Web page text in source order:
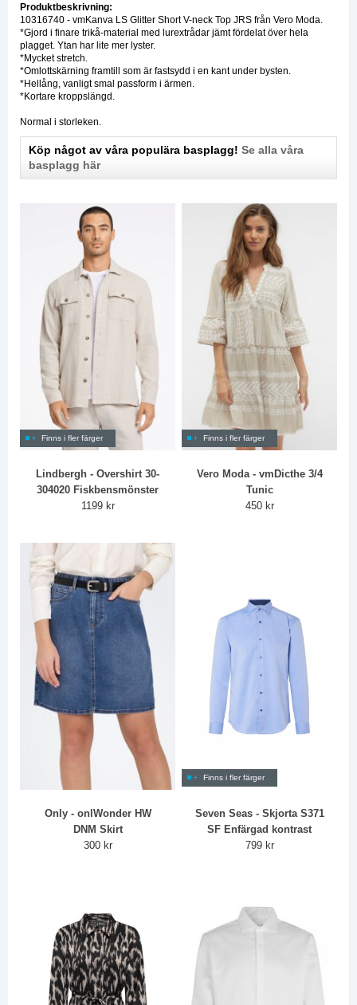
Produktbeskrivning:
10316740 - vmKanva LS Glitter Short V-neck Top JRS från Vero Moda.
*Gjord i finare trikå-material med lurextrådar jämt fördelat över hela
plagget. Ytan har lite mer lyster.
*Mycket stretch.
*Omlottskärning framtill som är fastsydd i en kant under bysten.
*Hellång, vanligt smal passform i ärmen.
*Kortare kroppslängd.
Normal i storleken.
Köp något av våra populära basplagg! Se alla våra
basplagg här
Finns i fler färger
Lindbergh - Overshirt 30-
304020 Fiskbensmönster
1199 kr
Finns i fler färger
Vero Moda - vmDicthe 3/4
Tunic
450 kr
Only - onlWonder HW
DNM Skirt
300 kr
Finns i fler färger
Seven Seas - Skjorta S371
SF Enfärgad kontrast
799 kr